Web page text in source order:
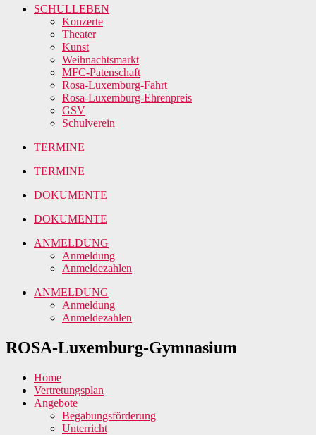
SCHULLEBEN
Konzerte
Theater
Kunst
Weihnachtsmarkt
MFC-Patenschaft
Rosa-Luxemburg-Fahrt
Rosa-Luxemburg-Ehrenpreis
GSV
Schulverein
TERMINE
TERMINE
DOKUMENTE
DOKUMENTE
ANMELDUNG
Anmeldung
Anmeldezahlen
ANMELDUNG
Anmeldung
Anmeldezahlen
ROSA-Luxemburg-Gymnasium
Home
Vertretungsplan
Angebote
Begabungsförderung
Unterricht